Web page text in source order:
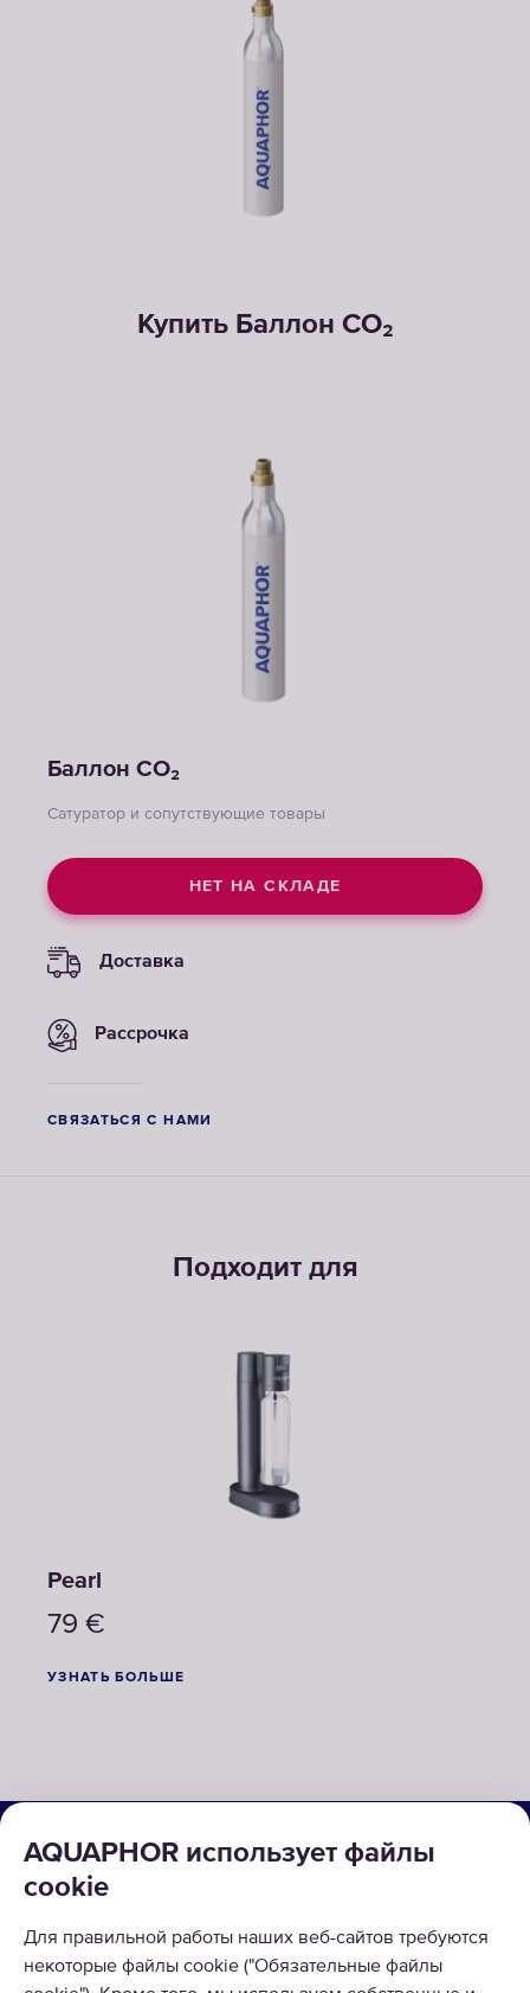
Купить Баллон CO₂
Баллон CO₂
Сатуратор и сопутствующие товары
НЕТ НА СКЛАДЕ
Доставка
Рассрочка
СВЯЗАТЬСЯ С НАМИ
Подходит для
Pearl
79 €
УЗНАТЬ БОЛЬШЕ
AQUAPHOR использует файлы
cookie
Для правильной работы наших веб-сайтов требуются
некоторые файлы cookie ("Обязательные файлы
КАТАЛОГ
РЕШЕНИЯ